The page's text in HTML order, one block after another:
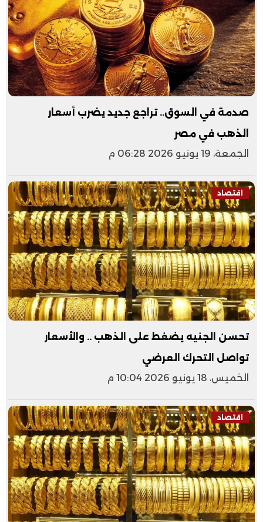
صدمة في السوق.. تراجع جديد يضرب أسعار
الذهب في مصر
الجمعة، 19 يونيو 2026 06:28 م
اقتصاد
تحسن الجنيه يضغط على الذهب .. والأسعار
تواصل التحرك العرضي
الخميس، 18 يونيو 2026 10:04 م
اقتصاد